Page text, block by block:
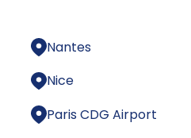
Nantes
Nice
Paris CDG Airport